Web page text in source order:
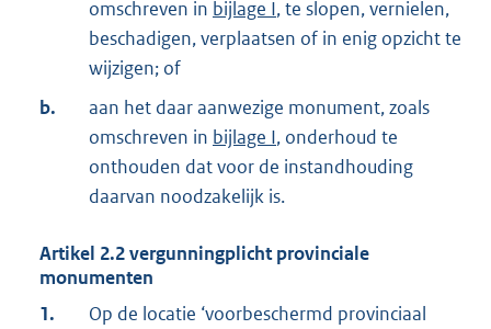
omschreven in bijlage I, te slopen, vernielen,
beschadigen, verplaatsen of in enig opzicht te
wijzigen; of
b.
aan het daar aanwezige monument, zoals
omschreven in bijlage I, onderhoud te
onthouden dat voor de instandhouding
daarvan noodzakelijk is.
Artikel 2.2vergunningplicht provinciale
monumenten
1.
Op de locatie ‘voorbeschermd provinciaal